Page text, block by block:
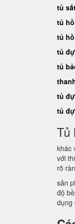
tủ
tủ
tủ
tủ
tủ
tủ
tủ
Tủ
khác
với
rõ
sản
độ
dụng